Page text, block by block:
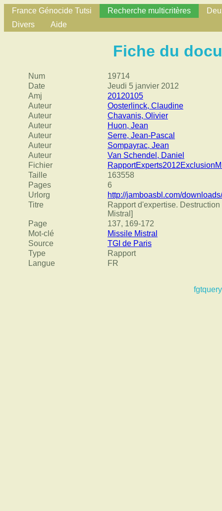
France Génocide Tutsi Recherche multicritères
Divers
Aide
Fiche du
Num
19714
Date
Jeudi 5 janvier 2012
Amj
20120105
Auteur
Oosterlinck, Claudine
Auteur
Chavanis, Olivier
Auteur
Huon, Jean
Auteur
Serre, Jean-Pascal
Auteur
Sompayrac, Jean
Auteur
Van Schendel, Daniel
Fichier
Taille
163558
Pages
6
Urlorg
http://jamboasbl.com/
Titre
Rapport d'expertise.
Mistral]
Page
137, 169-172
Mot-clé
Missile Mistral
Source
TGI de Paris
Type
Rapport
Langue
FR